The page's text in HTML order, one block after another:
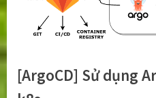
[ArgoCD] Sử dụng